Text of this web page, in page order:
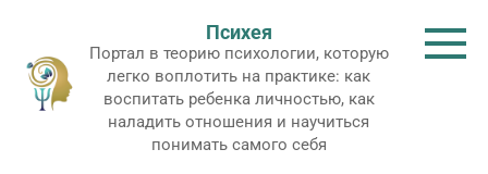
контенту
Психея
Портал в теорию психологии, которую
легко воплотить на практике: как
воспитать ребенка личностью, как
наладить отношения и научиться
понимать самого себя